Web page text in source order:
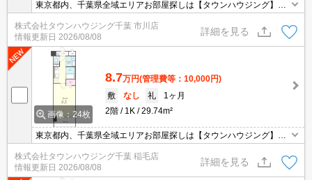
東京都内、千葉県全域エリアお部屋探しは【タウンハウジング】に
お任せください！オンラインでご相談・ご見学・ご契約お手続きも
ご対応可能です。
株式会社タウンハウジング千葉 市川店
情報更新日 2026/08/08
詳細を見る
画像：24枚
8.7万円(管理費等：10,000円)
敷
なし 礼
1ヶ月
2階
1K 29.74m²
東京都内、千葉県全域エリアお部屋探しは【タウンハウジング】に
お任せください！オンラインでご相談・ご見学・ご契約お手続きも
ご対応可能です。
株式会社タウンハウジング千葉 稲毛店
情報更新日 2026/08/08
詳細を見る